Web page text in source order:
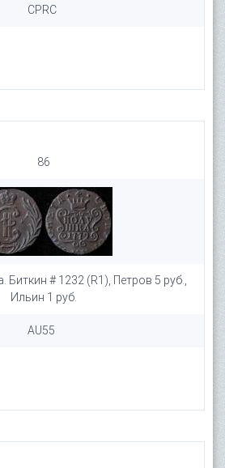
CPRC
86
Биткин # 1232 (R1), Петров 5 руб.,
Ильин 1 руб.
AU55